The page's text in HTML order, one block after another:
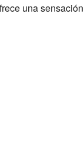
una